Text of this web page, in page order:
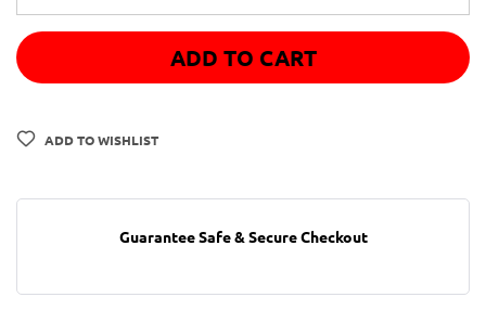
ADD TO CART
ADD TO WISHLIST
Guarantee Safe & Secure Checkout